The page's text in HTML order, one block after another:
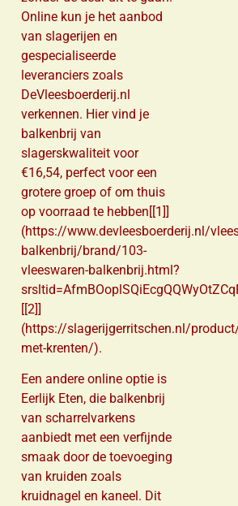
Online kun je het aanbod
van slagerijen en
gespecialiseerde
leveranciers zoals
DeVleesboerderij.nl
verkennen. Hier vind je
balkenbrij van
slagerskwaliteit voor
€16,54, perfect voor een
grotere groep of om thuis
op voorraad te hebben[[1]]
(https://www.devleesboerderij.nl/
balkenbrij/brand/103-
vleeswaren-balkenbrij.html?
[[2]]
(https://slagerijgerritschen.nl/
met-krenten/).
Een andere online optie is
Eerlijk Eten, die balkenbrij
van scharrelvarkens
aanbiedt met een verfijnde
smaak door de toevoeging
van kruiden zoals
kruidnagel en kaneel. Dit